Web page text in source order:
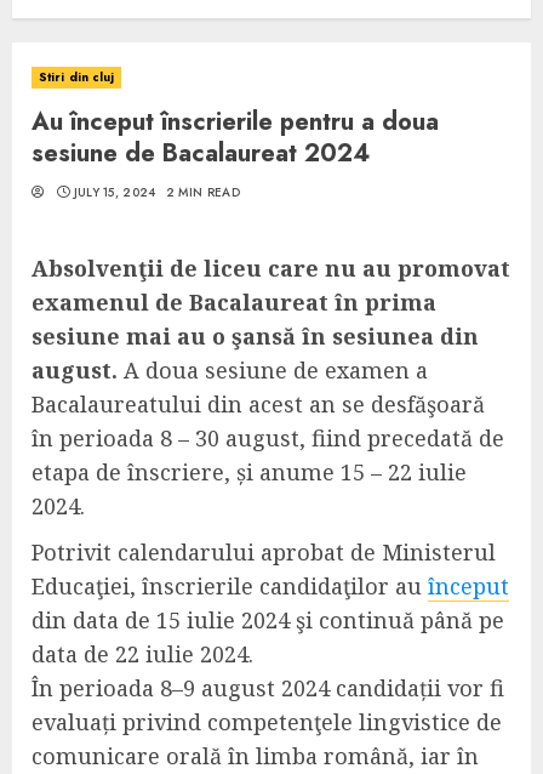
Stiri din cluj
Au început înscrierile pentru a doua
sesiune de Bacalaureat 2024
JULY 15, 2024 2 MIN READ
Absolvenţii de liceu care nu au promovat
examenul de Bacalaureat în prima
sesiune mai au o şansă în sesiunea din
august. A doua sesiune de examen a
Bacalaureatului din acest an se desfăşoară
în perioada 8 – 30 august, fiind precedată de
etapa de înscriere, și anume 15 – 22 iulie
2024.
Potrivit calendarului aprobat de Ministerul
Educaţiei, înscrierile candidaţilor au început
din data de 15 iulie 2024şi continuă până pe
data de 22 iulie 2024.
În perioada 8–9 august 2024 candidații vor fi
evaluați privind competenţele lingvistice de
comunicare orală în limba română, iar în